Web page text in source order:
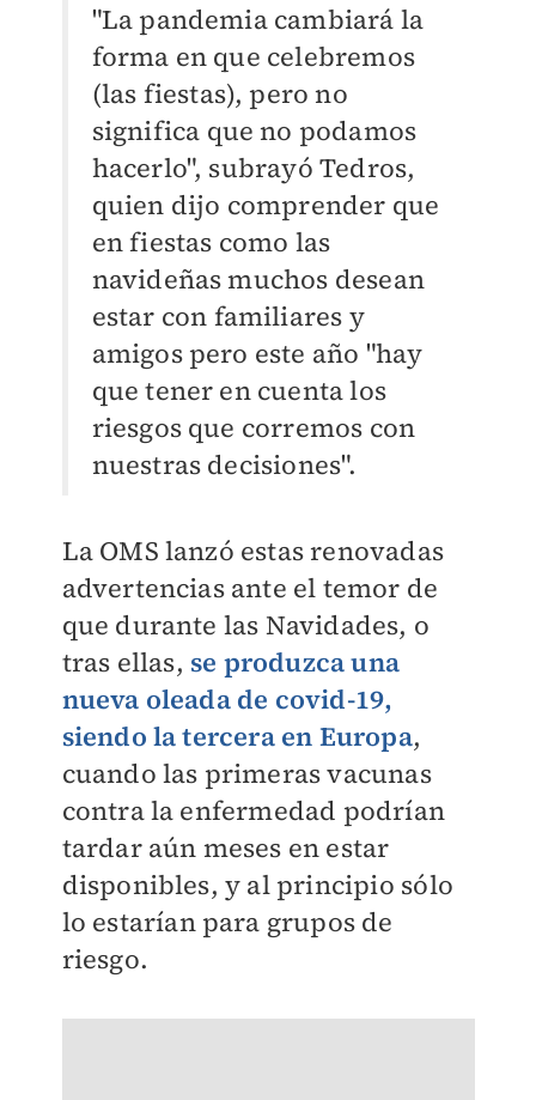
"La pandemia cambiará la
forma en que celebremos
(las fiestas), pero no
significa que no podamos
hacerlo", subrayó Tedros,
quien dijo comprender que
en fiestas como las
navideñas muchos desean
estar con familiares y
amigos pero este año "hay
que tener en cuenta los
riesgos que corremos con
nuestras decisiones".
La OMS lanzó estas renovadas
advertencias ante el temor de
que durante las Navidades, o
tras ellas, se produzca una
nueva oleada de covid-19,
siendo la tercera en Europa,
cuando las primeras vacunas
contra la enfermedad podrían
tardar aún meses en estar
disponibles, y al principio sólo
lo estarían para grupos de
riesgo.